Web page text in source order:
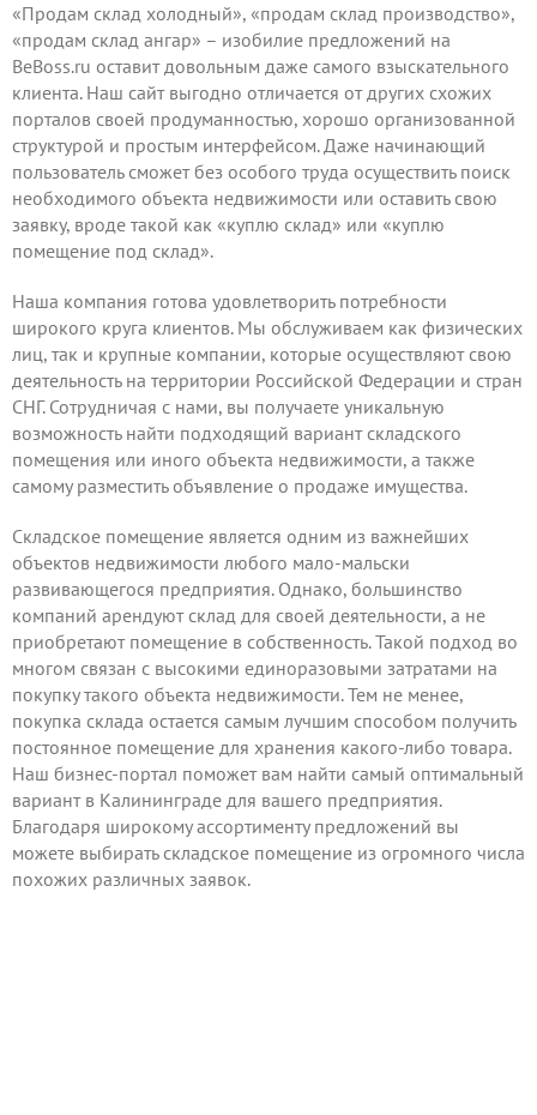
«Продам склад холодный», «продам склад производство»,
«продам склад ангар» – изобилие предложений на
BeBoss.ru оставит довольным даже самого взыскательного
клиента. Наш сайт выгодно отличается от других схожих
порталов своей продуманностью, хорошо организованной
структурой и простым интерфейсом. Даже начинающий
пользователь сможет без особого труда осуществить поиск
необходимого объекта недвижимости или оставить свою
заявку, вроде такой как «куплю склад» или «куплю
помещение под склад».
Наша компания готова удовлетворить потребности
широкого круга клиентов. Мы обслуживаем как физических
лиц, так и крупные компании, которые осуществляют свою
деятельность на территории Российской Федерации и стран
СНГ. Сотрудничая с нами, вы получаете уникальную
возможность найти подходящий вариант складского
помещения или иного объекта недвижимости, а также
самому разместить объявление о продаже имущества.
Складское помещение является одним из важнейших
объектов недвижимости любого мало-мальски
развивающегося предприятия. Однако, большинство
компаний арендуют склад для своей деятельности, а не
приобретают помещение в собственность. Такой подход во
многом связан с высокими единоразовыми затратами на
покупку такого объекта недвижимости. Тем не менее,
покупка склада остается самым лучшим способом получить
постоянное помещение для хранения какого-либо товара.
Наш бизнес-портал поможет вам найти самый оптимальный
вариант в Калининграде для вашего предприятия.
Благодаря широкому ассортименту предложений вы
можете выбирать складское помещение из огромного числа
похожих различных заявок.